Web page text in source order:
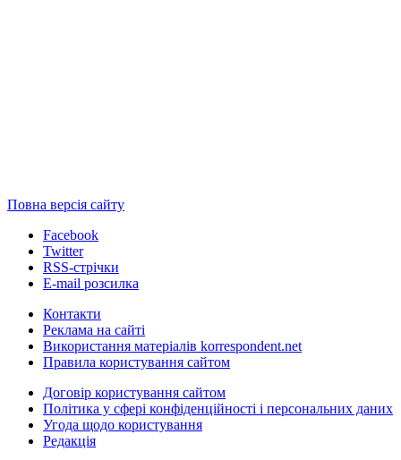
Повна версія сайту
Facebook
Twitter
RSS-стрічки
E-mail розсилка
Контакти
Реклама на сайті
Використання матеріалів korrespondent.net
Правила користування сайтом
Договір користування сайтом
Політика у сфері конфіденційності і персональних даних
Угода щодо користування
Редакція